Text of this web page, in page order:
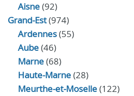
Aisne(92)
Grand-Est(974)
Ardennes(55)
Aube(46)
Marne(68)
Haute-Marne(28)
Meurthe-et-Moselle(122)